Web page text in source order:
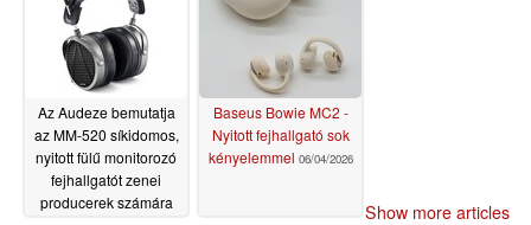
Az Audeze bemutatja
az MM-520 síkidomos,
nyitott fülű monitorozó
fejhallgatót zenei
producerek számára
Baseus Bowie MC2 -
Nyitott fejhallgató sok
kényelemmel 06/04/2026
Show more articles